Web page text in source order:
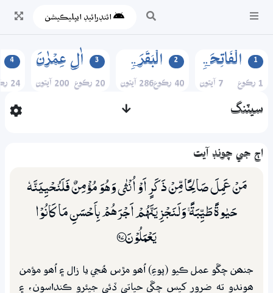
ائنڊرائيڊ ايپليڪيشن
1 الۡفَاتِحَۃِ
1 رڪوع 7 آيتون
2 الۡبَقَرَۃِ
40 رڪوع 286 آيتون
3 اٰلِ عِمۡرٰنَ
20 رڪوع 200 آيتون
4
24 رڪوع
سيٽنگ
اڄ جي چونڊ آيت
مَنْ عَمِلَ صَالِحًا مِّنْ ذَكَرٍ اَوْ اُنْثٰى وَهُوَ مُؤْمِنٌ فَلَنُحْيِيَنَّهٗ
حَيٰوةً طَيِّبَةً ۚ وَلَـنَجْزِيَنَّهُمْ اَجْرَهُمْ بِاَحْسَنِ مَا كَانُوْا
يَعْمَلُوْنَ ؀97
جنھن چڱو عمل ڪيو (پوءِ) اُھو مڙس ھُجي يا زال ۽ اُھو مؤمن
ھوندو ته ضرور کيس چڱي حياتي ڏئي جيئرو ڪنداسون، ۽